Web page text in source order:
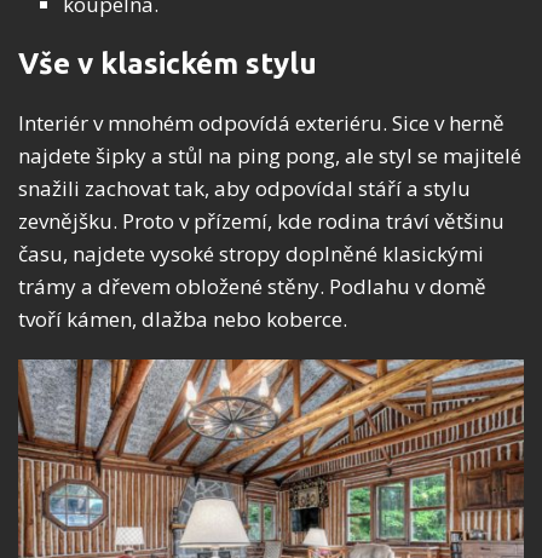
Vše v klasickém stylu
Interiér v mnohém odpovídá exteriéru. Sice v herně
najdete šipky a stůl na ping pong, ale styl se majitelé
snažili zachovat tak, aby odpovídal stáří a stylu
zevnějšku. Proto v přízemí, kde rodina tráví většinu
času, najdete vysoké stropy doplněné klasickými
trámy a dřevem obložené stěny. Podlahu v domě
tvoří kámen, dlažba nebo koberce.